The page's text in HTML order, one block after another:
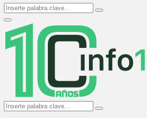
Search
for:
Search
Primary
Menu
Search
for:
Search